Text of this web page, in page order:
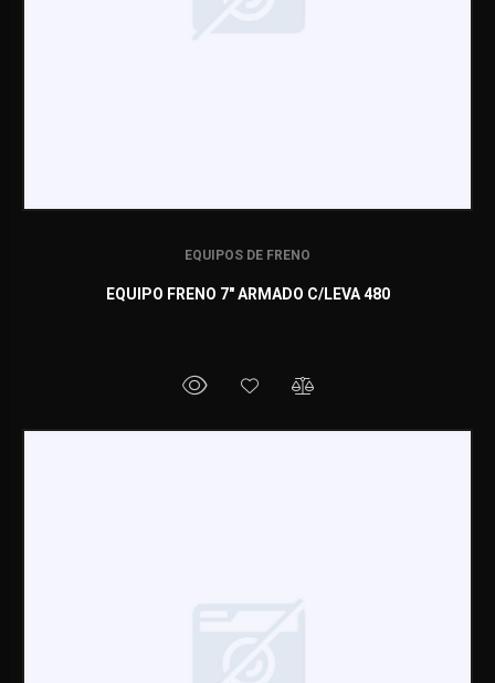
EQUIPOS DE FRENO
EQUIPO FRENO 7" ARMADO C/LEVA 480